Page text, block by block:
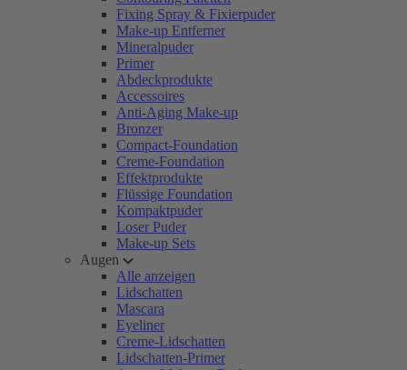
Fixing Spray & Fixierpuder
Make-up Entferner
Mineralpuder
Primer
Abdeckprodukte
Accessoires
Anti-Aging Make-up
Bronzer
Compact-Foundation
Creme-Foundation
Effektprodukte
Flüssige Foundation
Kompaktpuder
Loser Puder
Make-up Sets
Augen
Alle anzeigen
Lidschatten
Mascara
Eyeliner
Creme-Lidschatten
Lidschatten-Primer